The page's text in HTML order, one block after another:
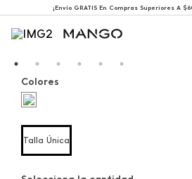
¡Envío GRATIS En Compras Superiores A
Colores
Talla Única